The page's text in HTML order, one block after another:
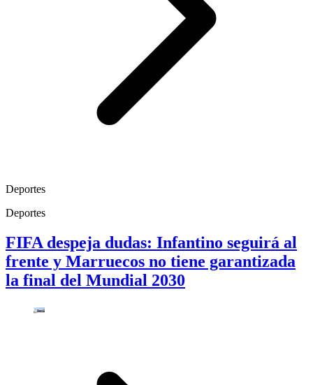
Deportes
Deportes
FIFA despeja dudas: Infantino seguirá al
frente y Marruecos no tiene garantizada
la final del Mundial 2030